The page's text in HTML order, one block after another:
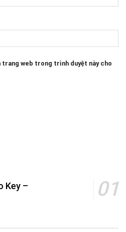
trang web trong trình duyệt này cho
Key –